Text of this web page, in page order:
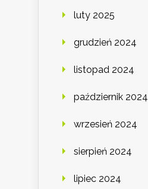
luty 2025
grudzień 2024
listopad 2024
październik 2024
wrzesień 2024
sierpień 2024
lipiec 2024